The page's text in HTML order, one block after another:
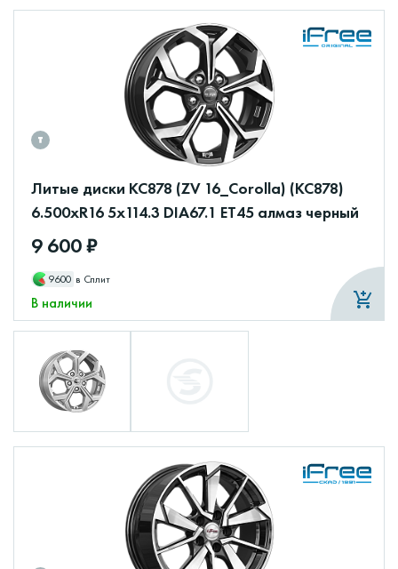
Литые диски КС878 (ZV 16_Corolla) (КС878)
6.500xR16 5x114.3 DIA67.1 ET45 алмаз черный
9 600 ₽
9600 в Сплит
В наличии